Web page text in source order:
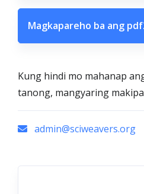
Magkapareho ba ang
Kung hindi mo mahanap
tanong, mangyaring
admin@sciweavers.org